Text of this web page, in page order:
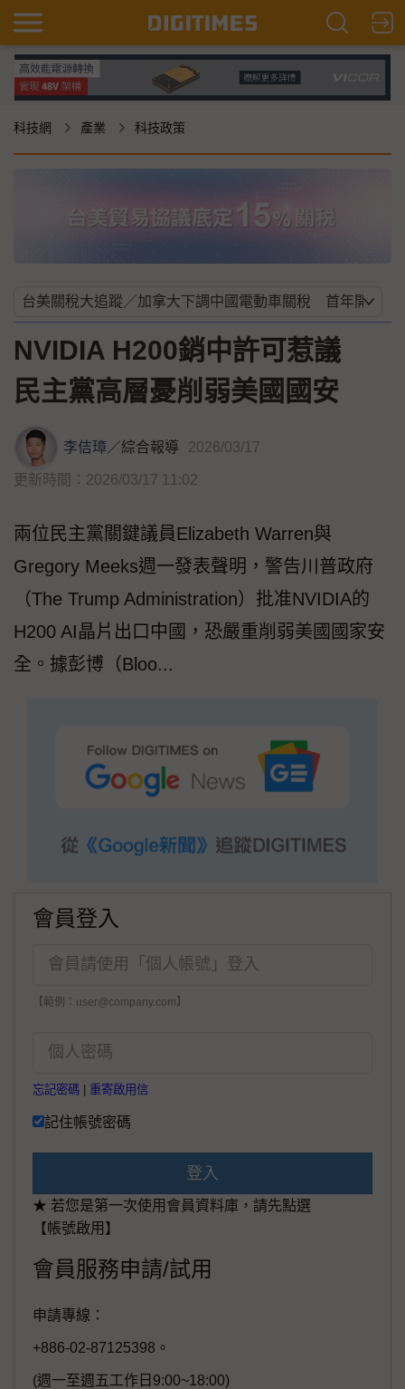
科技網 產業 科技政策
NVIDIA H200銷中許可惹議
民主黨高層憂削弱美國國安
李佶璋／綜合報導 2026/03/17
更新時間：2026/03/17 11:02
兩位民主黨關鍵議員Elizabeth Warren與
Gregory Meeks週一發表聲明，警告川普政府
（The Trump Administration）批准NVIDIA的
H200 AI晶片出口中國，恐嚴重削弱美國國家安
全。據彭博（Bloo...
會員登入
【範例：user@company.com】
忘記密碼 重寄啟用信
記住帳號密碼
登入
★ 若您是第一次使用會員資料庫，請先點選
【帳號啟用】
會員服務申請/試用
申請專線：
+886-02-87125398。
(週一至週五工作日9:00~18:00)